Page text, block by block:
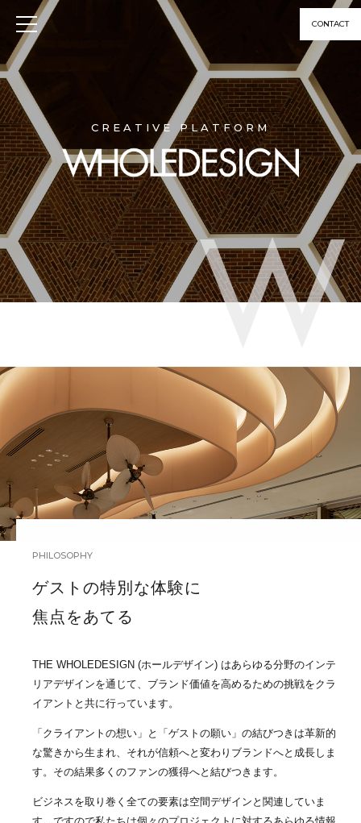
CONTACT
CREATIVE PLATFORM
PHILOSOPHY
ゲストの特別な体験に
焦点をあてる
THE WHOLEDESIGN (ホールデザイン) はあらゆる分野のインテ
リアデザインを通じて、ブランド価値を高めるための挑戦をクラ
イアントと共に行っています。
「クライアントの想い」と「ゲストの願い」の結びつきは革新的
な驚きから生まれ、それが信頼へと変わりブランドへと成長しま
す。その結果多くのファンの獲得へと結びつきます。
ビジネスを取り巻く全ての要素は空間デザインと関連していま